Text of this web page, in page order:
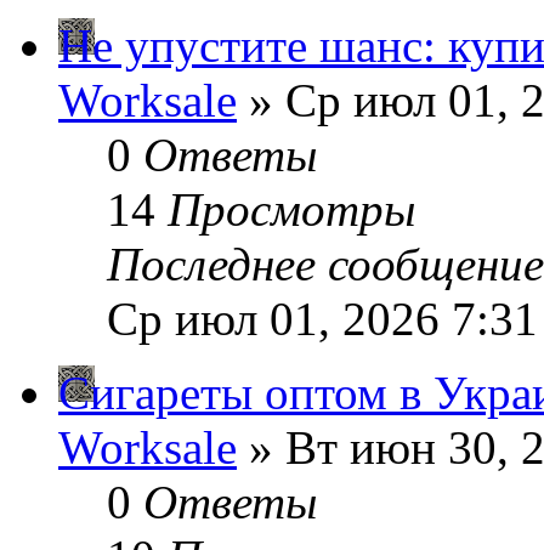
Не упустите шанс:
Worksale » Ср июл 01,
0 Ответы
14 Просмотры
Последнее
Ср июл 01, 2026
Сигареты оптом в
Worksale » Вт июн 30,
0 Ответы